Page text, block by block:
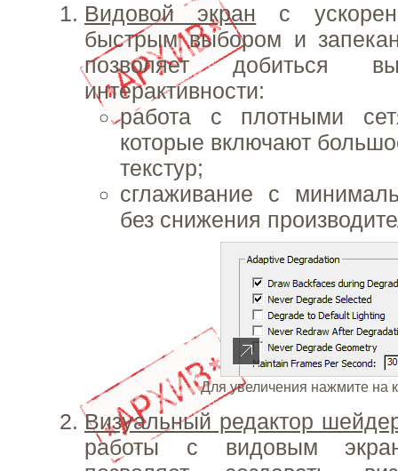
Видовой экран с
быстрым выбором и
позволяет добиться
интерактивности:
работа с плотными
которые включают
текстур;
сглаживание с
без снижения
Для увеличения нажмите на
Визуальный редактор
работы с видовым